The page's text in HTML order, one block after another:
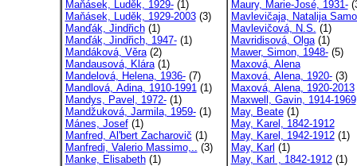
Maňásek, Luděk, 1929-(1)
Maňásek, Luděk, 1929-2003(3)
Manďák, Jindřich(1)
Manďák, Jindřich, 1947-(1)
Mandáková, Věra(2)
Mandausová, Klára(1)
Mandelová, Helena, 1936-(7)
Mandlová, Adina, 1910-1991(1)
Mandys, Pavel, 1972-(1)
Mandžuková, Jarmila, 1959-(1)
Mánes, Josef(1)
Manfred, Al'bert Zacharovič (1)
Manfredi, Valerio Massimo,.. (3)
Manke, Elisabeth(1)
Maury, Marie-José, 1931-
Mavlevičaja, Natalija
Mavlevičová, N.S. (1)
Mavridisová, Olga(1)
Mawer, Simon, 1948-(5)
Maxová, Alena
Maxová, Alena, 1920-(3)
Maxová, Alena, 1920-2013
Maxwell, Gavin, 1914-1969
May, Beate(1)
May, Karel, 1842-1912
May, Karel, 1942-1912(1)
May, Karl (1)
May, Karl , 1842-1912(1)